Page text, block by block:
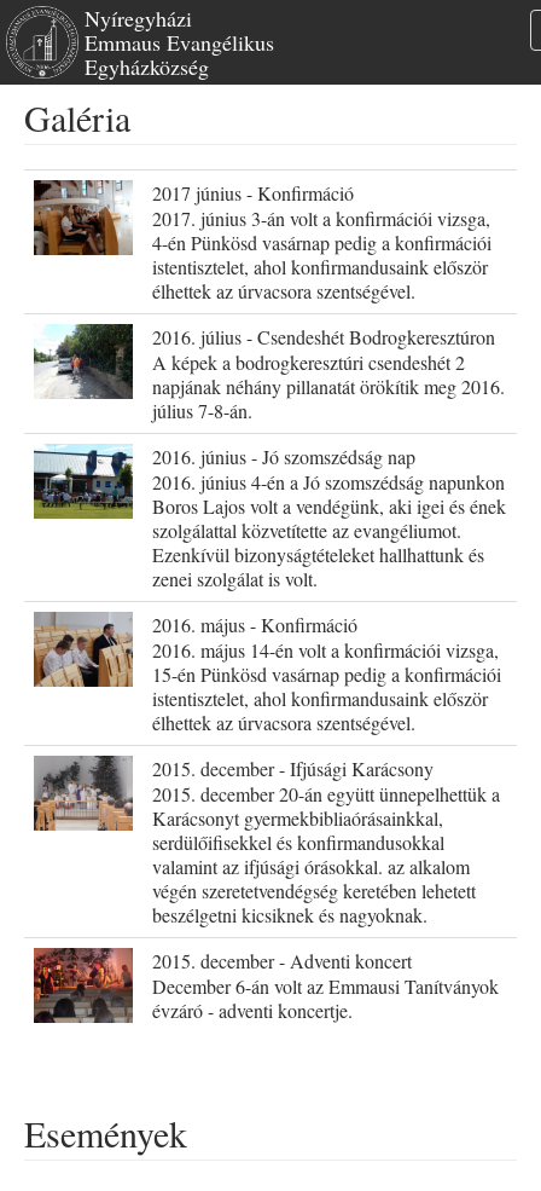
Ugrás
Nyíregyházi
Emmaus Evangélikus
Egyházközség
Galéria
2017 június - Konfirmáció
2017. június 3-án volt a konfirmációi vizsga,
4-én Pünkösd vasárnap pedig a konfirmációi
istentisztelet, ahol konfirmandusaink először
élhettek az úrvacsora szentségével.
2016. július - Csendeshét Bodrogkeresztúron
A képek a bodrogkeresztúri csendeshét 2
napjának néhány pillanatát örökítik meg 2016.
július 7-8-án.
2016. június - Jó szomszédság nap
2016. június 4-én a Jó szomszédság napunkon
Boros Lajos volt a vendégünk, aki igei és ének
szolgálattal közvetítette az evangéliumot.
Ezenkívül bizonyságtételeket hallhattunk és
zenei szolgálat is volt.
2016. május - Konfirmáció
2016. május 14-én volt a konfirmációi vizsga,
15-én Pünkösd vasárnap pedig a konfirmációi
istentisztelet, ahol konfirmandusaink először
élhettek az úrvacsora szentségével.
2015. december - Ifjúsági Karácsony
2015. december 20-án együtt ünnepelhettük a
Karácsonyt gyermekbibliaórásainkkal,
serdülőifisekkel és konfirmandusokkal
valamint az ifjúsági órásokkal. az alkalom
végén szeretetvendégség keretében lehetett
beszélgetni kicsiknek és nagyoknak.
2015. december - Adventi koncert
December 6-án volt az Emmausi Tanítványok
évzáró - adventi koncertje.
Események